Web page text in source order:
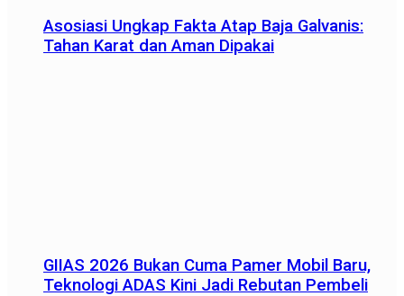
Asosiasi Ungkap Fakta Atap Baja Galvanis:
Tahan Karat dan Aman Dipakai
GIIAS 2026 Bukan Cuma Pamer Mobil Baru,
Teknologi ADAS Kini Jadi Rebutan Pembeli